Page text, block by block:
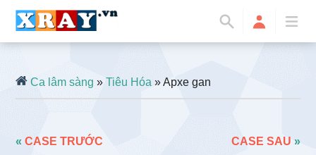
Ca lâm sàng »Tiêu Hóa » Apxe gan
«CASE TRƯỚC CASE SAU »